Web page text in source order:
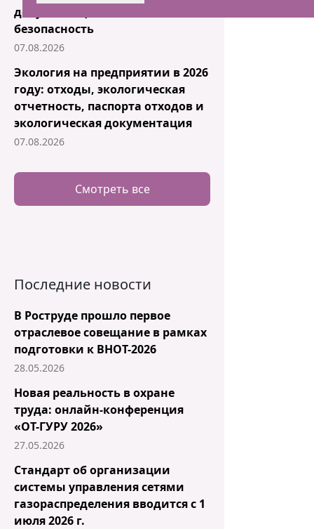
документация и комплексная
безопасность
07.08.2026
Экология на предприятии в 2026
году: отходы, экологическая
отчетность, паспорта отходов и
экологическая документация
07.08.2026
Смотреть все
Последние новости
В Роструде прошло первое
отраслевое совещание в рамках
подготовки к ВНОТ-2026
28.05.2026
Новая реальность в охране
труда: онлайн-конференция
«ОТ-ГУРУ 2026»
27.05.2026
Стандарт об организации
системы управления сетями
газораспределения вводится с 1
июля 2026 г.